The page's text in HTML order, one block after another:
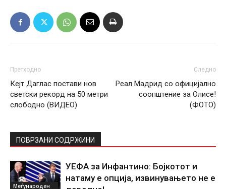
Претходно
Кејт Даглас постави нов
светски рекорд на 50 метри
слободно (ВИДЕО)
Следно
Реал Мадрид со официјално
соопштение за Олисе!
(ФОТО)
ПОВРЗАНИ СОДРЖИНИ
Меѓународен
УЕФА за Инфантино: Бојкотот и
натаму е опција, извинувањето не е